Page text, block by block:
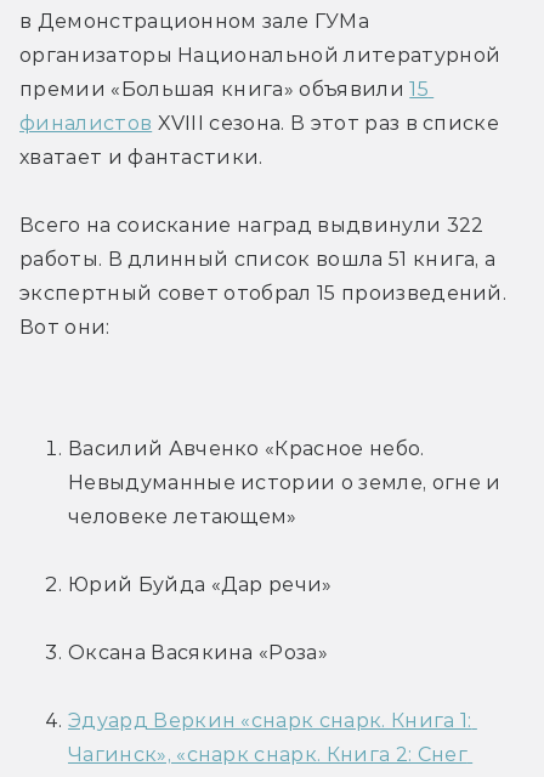
в Демонстрационном зале ГУМа
организаторы Национальной литературной
премии «Большая книга» объявили 15
финалистов XVIII сезона. В этот раз в списке
хватает и фантастики.
Всего на соискание наград выдвинули 322
работы. В длинный список вошла 51 книга, а
экспертный совет отобрал 15 произведений.
Вот они:
Василий Авченко «Красное небо.
Невыдуманные истории о земле, огне и
человеке летающем»
Юрий Буйда «Дар речи»
Оксана Васякина «Роза»
Эдуард Веркин «cнарк снарк. Книга 1:
Чагинск», «cнарк снарк. Книга 2: Снег